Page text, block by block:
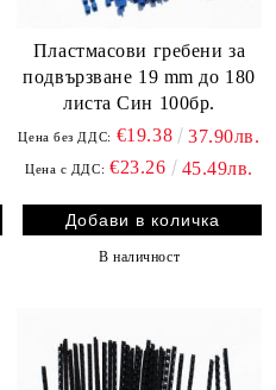
Пластмасови гребени за
подвързване 19 mm до 180
листа Син 100бр.
Цена без ДДС: €19.38 37.90лв.
Цена с ДДС: €23.26 45.49лв.
В наличност